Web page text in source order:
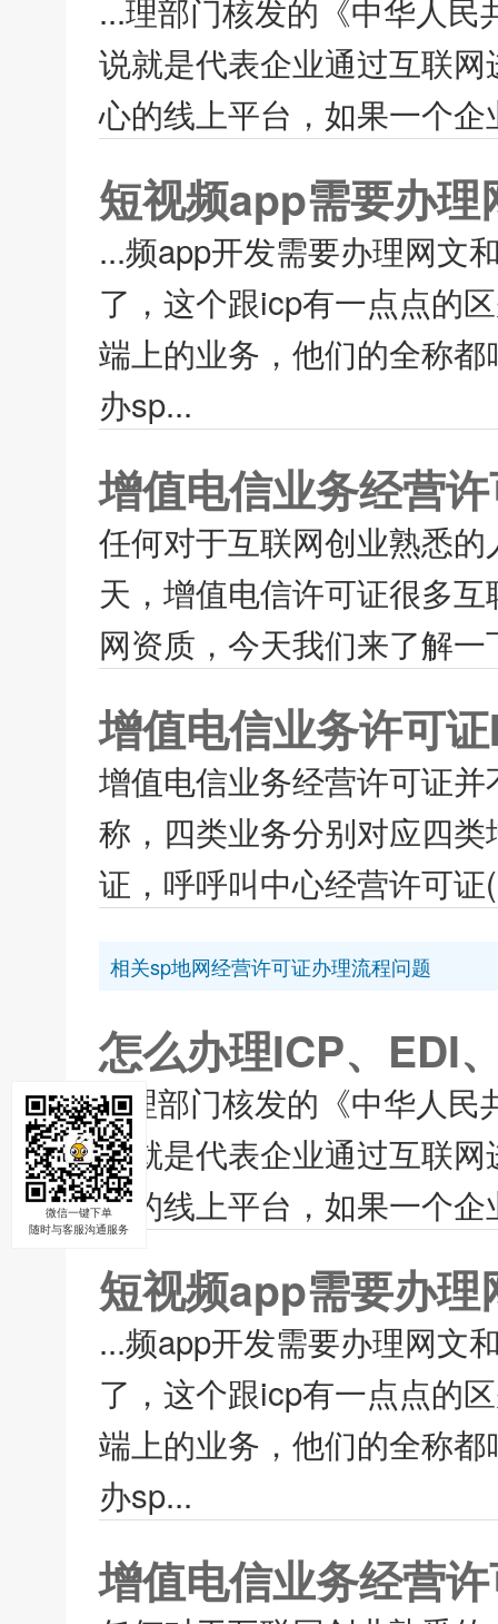
...理部门核发的《中华人
说就是代表企业通过互联
心的线上平台，如果一个
短视频app需要办
...频app开发需要办理网文
了，这个跟icp有一点点的
端上的业务，他们的全称
办sp...
增值电信业务经营
任何对于互联网创业熟悉
天，增值电信许可证很多
网资质，今天我们来了解
增值电信业务许可
增值电信业务经营许可证
称，四类业务分别对应四
证，呼呼叫中心经营许可
相关sp地网经营许可证办理流程问题
怎么办理ICP、EDI
...理部门核发的《中华人民
说就是代表企业通过互联
心的线上平台，如果一个
短视频app需要办
...频app开发需要办理网文
了，这个跟icp有一点点的
端上的业务，他们的全称
办sp...
增值电信业务经营
微信一键下单
随时与客服沟通服务